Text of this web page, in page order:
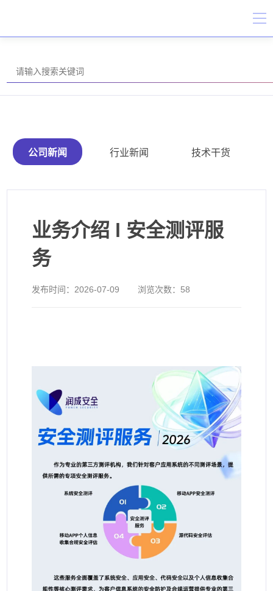
公司新闻 行业新闻 技术干货
业务介绍 l 安全测评服
务
发布时间： 2026-07-09 浏览次数： 58